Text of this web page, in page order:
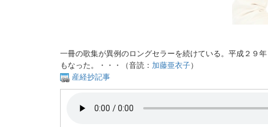
一冊の歌集が異例のロングセラーを続けている。平成２９
もなった。・・・（音読： 加藤亜衣子）
産経抄記事